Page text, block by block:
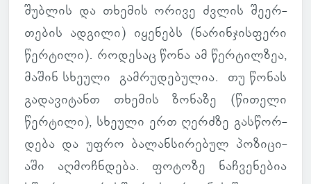
შუბ­ლის და თხე­მის ორივე ძვლის შე­ერ­
თე­ბის ად­გილი) იყე­ნებს (ნა­რინ­ჯის­ფერი
წერ­ტილი). რო­დე­საც წონა ამ წერ­ტილ­ზეა,
მაშინ სხე­ული გამ­რუ­დე­ბუ­ლია. თუ წონას
გა­და­ვი­ტანთ თხე­მის ზო­ნაზე (წი­თელი
წერ­ტილი), სხე­ული ერთ ღერძზე გას­წორ­
დება და უფრო ბა­ლან­სი­რე­ბულ პო­ზი­ცი­
აში აღ­მოჩ­ნდება. ფო­ტოზე ნაჩ­ვე­ნე­ბია